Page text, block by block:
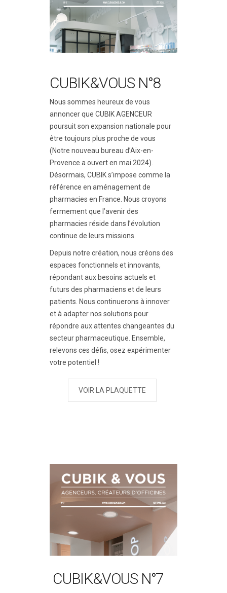
CUBIK&VOUS N°8
Nous sommes heureux de vous
annoncer que CUBIK AGENCEUR
poursuit son expansion nationale pour
être toujours plus proche de vous
(Notre nouveau bureau d’Aix-en-
Provence a ouvert en mai 2024).
Désormais, CUBIK s’impose comme la
référence en aménagement de
pharmacies en France. Nous croyons
fermement que l’avenir des
pharmacies réside dans l’évolution
continue de leurs missions.
Depuis notre création, nous créons des
espaces fonctionnels et innovants,
répondant aux besoins actuels et
futurs des pharmaciens et de leurs
patients. Nous continuerons à innover
et à adapter nos solutions pour
répondre aux attentes changeantes du
secteur pharmaceutique. Ensemble,
relevons ces défis, osez expérimenter
votre potentiel !
VOIR LA PLAQUETTE
CUBIK&VOUS N°7